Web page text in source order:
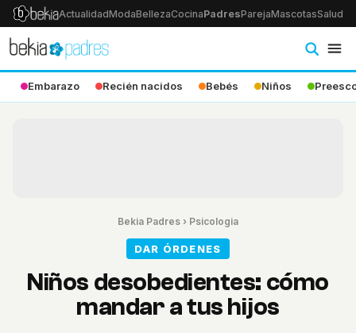
ActualidadModaBellezaCocinaPadresParejaMascotasSalud
Embarazo Recién nacidos Bebés Niños
Bekia Padres › Psicologia
DAR ÓRDENES
Niños desobedientes: cómo
mandar a tus hijos